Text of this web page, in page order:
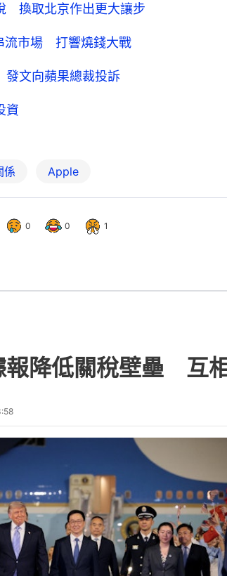
換取北京作出更大讓步
流市場 打響燒錢大戰
文向蘋果總裁投訴
資
係 Apple
0 0 1
報降低關稅壁壘 互